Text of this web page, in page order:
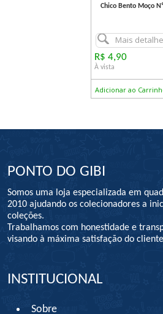
Chico Bento Moço
Mais
R$ 4,90
À vista
Adicionar ao
PONTO DO GIBI
Somos uma loja especializada em
2010 ajudando os colecionadores a
coleções.
Trabalhamos com honestidade e
visando à máxima satisfação do
INSTITUCIONAL
Sobre